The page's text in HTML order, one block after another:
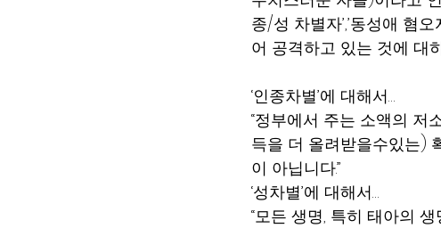
종/성 차별자’,’동성애 혐오
어 공격하고 있는 것에 대
‘인종차별’에 대해서…
“정부에서 주는 소액의
득을 더 올려받을수있는)
이 아닙니다.”
‘성차별’에 대해서…
“모든 생명, 특히 태아의